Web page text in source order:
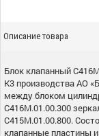
Описание товара
Блок клапанный
К3 производства АО
между блоком
С416М.01.00.300
С415М.01.00.800.
клапанные пластины